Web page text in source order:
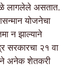
लागलेले असतात.
योजनेचा
न झाल्याने
सरकारचा २१ वा
अनेक शेतकरी